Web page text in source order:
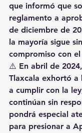
que informó que
reglamento a
de diciembre de
la mayoría sigue
compromiso con
⚠️ En abril de 2024
Tlaxcala exhortó a
a cumplir con la ley
continúan sin
pondrá especial
para presionar a